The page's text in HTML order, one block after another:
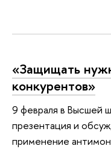
«Защищать
конкурентов»
9 февраля в Высшей
презентация и
применение